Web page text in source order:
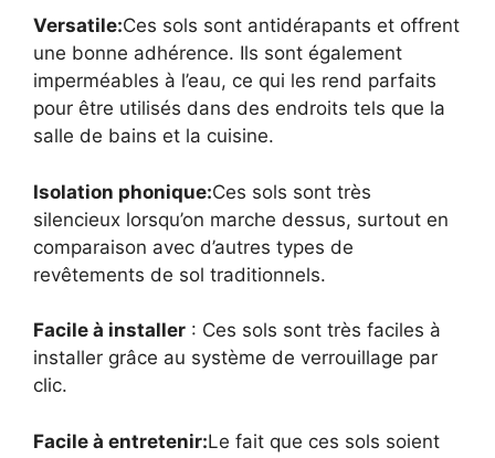
Versatile:Ces sols sont antidérapants et offrent
une bonne adhérence. Ils sont également
imperméables à l’eau, ce qui les rend parfaits
pour être utilisés dans des endroits tels que la
salle de bains et la cuisine.
Isolation phonique:Ces sols sont très
silencieux lorsqu’on marche dessus, surtout en
comparaison avec d’autres types de
revêtements de sol traditionnels.
Facile à installer : Ces sols sont très faciles à
installer grâce au système de verrouillage par
clic.
Facile à entretenir:Le fait que ces sols soient